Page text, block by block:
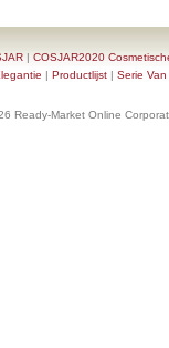
| COSJAR2020
| Productlijst | Serie
Ready-Market Online